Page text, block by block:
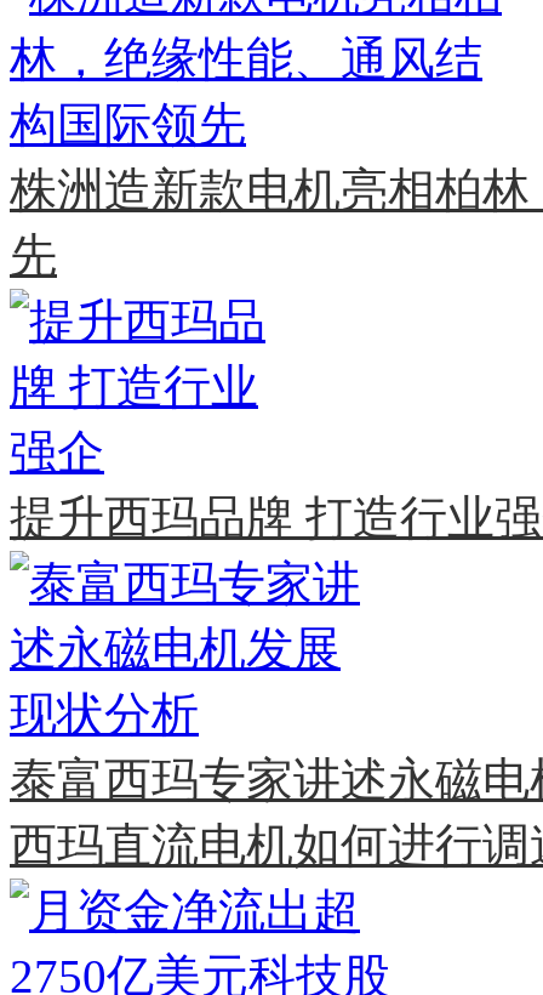
株洲造新款电机亮相柏
先
提升西玛品牌 打造行业
泰富西玛专家讲述永磁
西玛直流电机如何进行调